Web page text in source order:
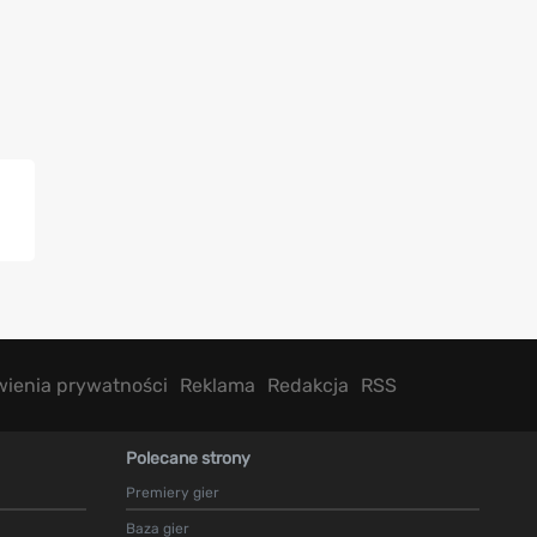
prywatności Reklama Redakcja RSS
Polecane strony
Premiery gier
Baza gier